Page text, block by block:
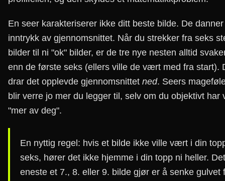
En seer karakteriserer ikke ditt beste bilde. De
inntrykk av gjennomsnittet. Når du strekker fra seks
bilder til ni "ok" bilder, er de tre nye nesten alltid
enn de første seks (ellers ville de vært med fra start).
drar det opplevde gjennomsnittet ned. Seers
blir verre jo mer du legger til, selv om du objektivt har
"mer av deg".
En nyttig regel: hvis et bilde ikke ville vært i din
seks, hører det ikke hjemme i din topp ni heller. Det
eneste et 7., 8. eller 9. bilde gjør er å senke gulvet